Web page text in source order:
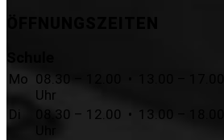
Mo 08.30 – 12.00 • 13.00 – 17.00
Uhr
Di
08.30 – 12.00 • 13.00 – 18.00